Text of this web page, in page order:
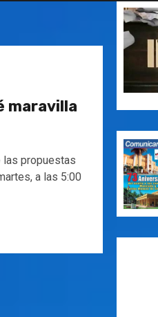
maravilla
las propuestas
a las 5:00